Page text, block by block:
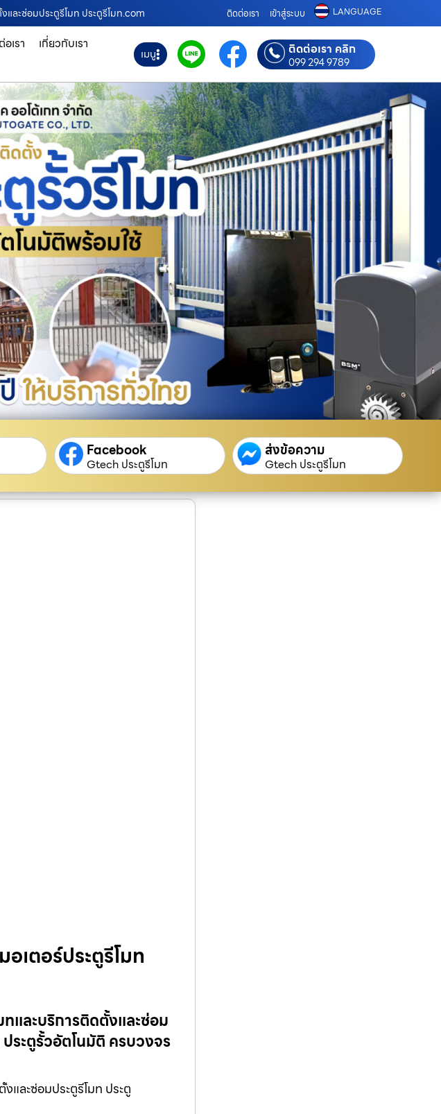
และซ่อมประตูรีโมท ประตูรีโมท.com ติดต่อเรา เข้าสู่ระบบ LANGUAGE
เรา
เกี่ยวกับเรา
เมนู ติดต่อเรา คลิก
099 294 9789
Facebook
Gtech ประตูรีโมท
ส่งข้อความ
Gtech ประตูรีโมท
เตอร์ประตูรีโมท
และบริการติดตั้งและซ่อม
ระตูรั้วอัตโนมัติ ครบวงจร
และซ่อมประตูรีโมท ประตู